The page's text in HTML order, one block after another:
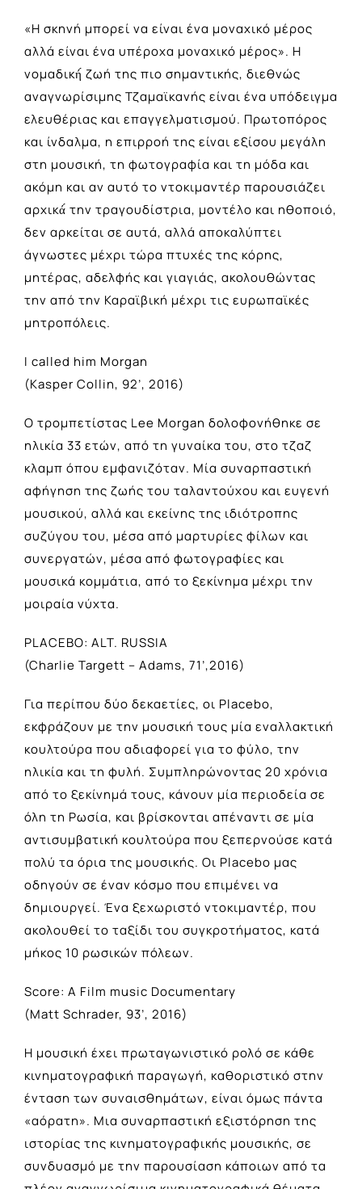
«Η σκηνή μπορεί να είναι ένα μοναχικό μέρος
αλλά είναι ένα υπέροχα μοναχικό μέρος». Η
νομαδική́ ζωή της πιο σημαντικής, διεθνώς
αναγνωρίσιμης Τζαμαϊκανής είναι ένα υπόδειγμα
ελευθέριας και επαγγελματισμού. Πρωτοπόρος
και ίνδαλμα, η επιρροή της είναι εξίσου μεγάλη
στη μουσική, τη φωτογραφία και τη μόδα και
ακόμη και αν αυτό το ντοκιμαντέρ παρουσιάζει
αρχικά́ την τραγουδίστρια, μοντέλο και ηθοποιό,
δεν αρκείται σε αυτά, αλλά αποκαλύπτει
άγνωστες μέχρι τώρα πτυχές της κόρης,
μητέρας, αδελφής και γιαγιάς, ακολουθώντας
την από την Καραϊβική μέχρι τις ευρωπαϊκές
μητροπόλεις.
I called him Morgan
(Kasper Collin, 92’, 2016)
Ο τρομπετίστας Lee Morgan δολοφονήθηκε σε
ηλικία 33 ετών, από τη γυναίκα του, στο τζαζ
κλαμπ όπου εμφανιζόταν. Μία συναρπαστική
αφήγηση της ζωής του ταλαντούχου και ευγενή
μουσικού, αλλά και εκείνης της ιδιότροπης
συζύγου του, μέσα από μαρτυρίες φίλων και
συνεργατών, μέσα από φωτογραφίες και
μουσικά κομμάτια, από το ξεκίνημα μέχρι την
μοιραία νύχτα.
PLACEBO: ALT. RUSSIA
(Charlie Targett – Adams, 71’,2016)
Για περίπου δύο δεκαετίες, οι Placebo,
εκφράζουν με την μουσική τους μία εναλλακτική
κουλτούρα που αδιαφορεί για το φύλο, την
ηλικία και τη φυλή. Συμπληρώνοντας 20 χρόνια
από το ξεκίνημά τους, κάνουν μία περιοδεία σε
όλη τη Ρωσία, και βρίσκονται απέναντι σε μία
αντισυμβατική κουλτούρα που ξεπερνούσε κατά
πολύ τα όρια της μουσικής. Οι Placebo μας
οδηγούν σε έναν κόσμο που επιμένει να
δημιουργεί. Ένα ξεχωριστό ντοκιμαντέρ, που
ακολουθεί το ταξίδι του συγκροτήματος, κατά
μήκος 10 ρωσικών πόλεων.
Score: A Film music Documentary
(Matt Schrader, 93’, 2016)
Η μουσική έχει πρωταγωνιστικό ρολό σε κάθε
κινηματογραφική παραγωγή, καθοριστικό στην
ένταση των συναισθημάτων, είναι όμως πάντα
«αόρατη». Μια συναρπαστική εξιστόρηση της
ιστορίας της κινηματογραφικής μουσικής, σε
συνδυασμό με την παρουσίαση κάποιων από τα